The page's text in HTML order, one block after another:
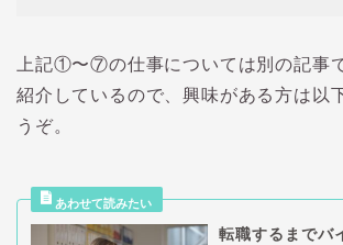
上記①〜⑦の仕事については別の記事
紹介しているので、興味がある方は以
うぞ。
転職するまでバ